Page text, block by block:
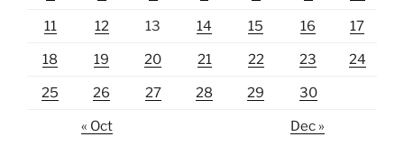
11 12 13 14 15 16 17
18 19 20 21 22 23 24
25 26 27 28 29 30
« Oct Dec »